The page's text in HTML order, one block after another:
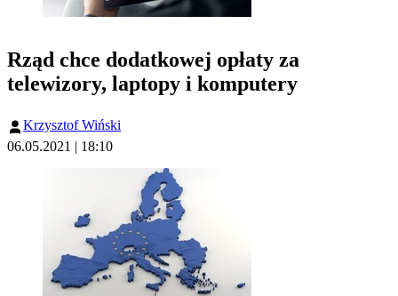
Rząd chce dodatkowej opłaty za
telewizory, laptopy i komputery
Krzysztof Wiński
06.05.2021 | 18:10